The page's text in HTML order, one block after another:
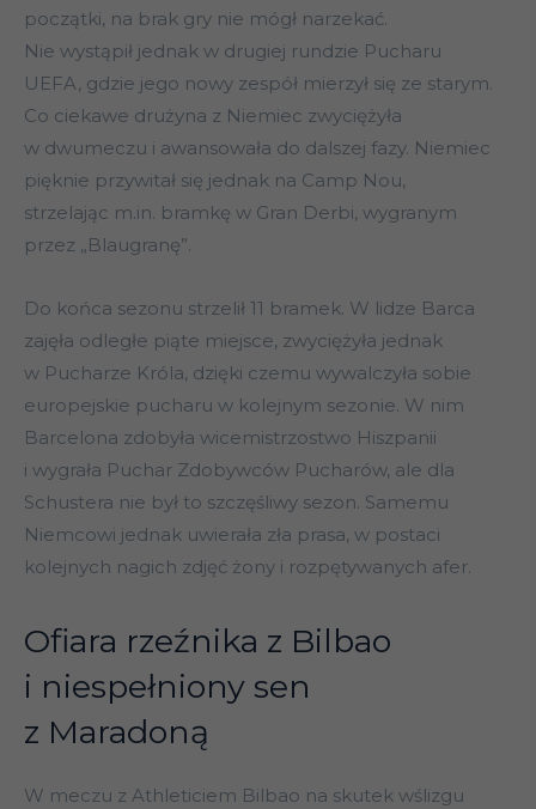
początki, na brak gry nie mógł narzekać.
Nie wystąpił jednak w drugiej rundzie Pucharu
UEFA, gdzie jego nowy zespół mierzył się ze starym.
Co ciekawe drużyna z Niemiec zwyciężyła
w dwumeczu i awansowała do dalszej fazy. Niemiec
pięknie przywitał się jednak na Camp Nou,
strzelając m.in. bramkę w Gran Derbi, wygranym
przez „Blaugranę”.
Do końca sezonu strzelił 11 bramek. W lidze Barca
zajęła odległe piąte miejsce, zwyciężyła jednak
w Pucharze Króla, dzięki czemu wywalczyła sobie
europejskie pucharu w kolejnym sezonie. W nim
Barcelona zdobyła wicemistrzostwo Hiszpanii
i wygrała Puchar Zdobywców Pucharów, ale dla
Schustera nie był to szczęśliwy sezon. Samemu
Niemcowi jednak uwierała zła prasa, w postaci
kolejnych nagich zdjęć żony i rozpętywanych afer.
Ofiara rzeźnika z Bilbao
i niespełniony sen
z Maradoną
W meczu z Athleticiem Bilbao na skutek wślizgu